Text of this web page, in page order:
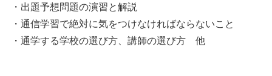
・出題予想問題の演習と解説
・通信学習で絶対に気をつけなければならないこと
・通学する学校の選び方、講師の選び方 他